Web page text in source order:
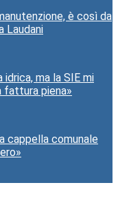
è così da
Laudani
ma la SIE mi
fattura piena»
cappella comunale